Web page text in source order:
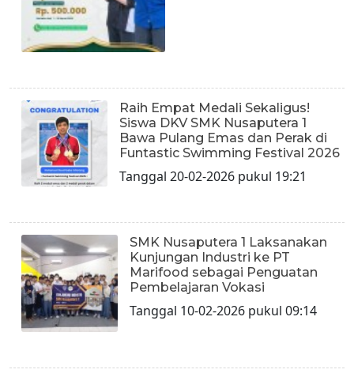
Raih Empat Medali Sekaligus!
Siswa DKV SMK Nusaputera 1
Bawa Pulang Emas dan Perak di
Funtastic Swimming Festival 2026
Tanggal 20-02-2026 pukul 19:21
SMK Nusaputera 1 Laksanakan
Kunjungan Industri ke PT
Marifood sebagai Penguatan
Pembelajaran Vokasi
Tanggal 10-02-2026 pukul 09:14